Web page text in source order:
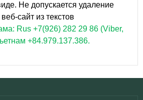
Не допускается удаление
сайт из текстов
Rus +7(926) 282 29 86 (Viber,
+84.979.137.386.